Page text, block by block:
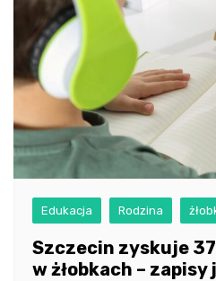
Edukacja Rodzina
Szczecin zyskuje
w żłobkach –